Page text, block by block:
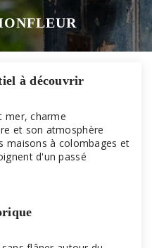
à découvrir
mer, charme
et son atmosphère
maisons à colombages et
d'un passé